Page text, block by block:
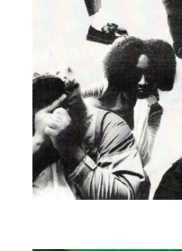
MANGABEY